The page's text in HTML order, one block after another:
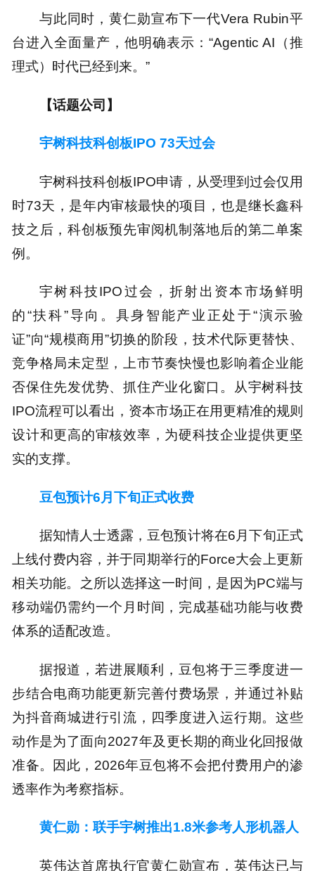
与此同时，黄仁勋宣布下一代Vera Rubin平
台进入全面量产，他明确表示：“Agentic AI（推
理式）时代已经到来。”
【话题公司】
宇树科技科创板IPO 73天过会
宇树科技科创板IPO申请，从受理到过会仅用
时73天，是年内审核最快的项目，也是继长鑫科
技之后，科创板预先审阅机制落地后的第二单案
例。
宇树科技IPO过会，折射出资本市场鲜明
的“扶科”导向。具身智能产业正处于“演示验
证”向“规模商用”切换的阶段，技术代际更替快、
竞争格局未定型，上市节奏快慢也影响着企业能
否保住先发优势、抓住产业化窗口。从宇树科技
IPO流程可以看出，资本市场正在用更精准的规则
设计和更高的审核效率，为硬科技企业提供更坚
实的支撑。
豆包预计6月下旬正式收费
据知情人士透露，豆包预计将在6月下旬正式
上线付费内容，并于同期举行的Force大会上更新
相关功能。之所以选择这一时间，是因为PC端与
移动端仍需约一个月时间，完成基础功能与收费
体系的适配改造。
据报道，若进展顺利，豆包将于三季度进一
步结合电商功能更新完善付费场景，并通过补贴
为抖音商城进行引流，四季度进入运行期。这些
动作是为了面向2027年及更长期的商业化回报做
准备。因此，2026年豆包将不会把付费用户的渗
透率作为考察指标。
黄仁勋：联手宇树推出1.8米参考人形机器人
英伟达首席执行官黄仁勋宣布，英伟达已与